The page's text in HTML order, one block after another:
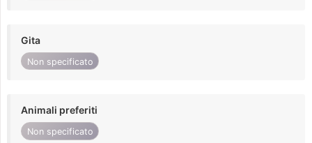
Gita
Non specificato
Animali preferiti
Non specificato